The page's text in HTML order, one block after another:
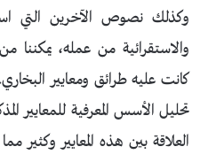
وكذلك نصوص الآخرين التي
والاستقرائية من عمله، يمكننا
كانت عليه طرائق ومعايير
تحليل الأسس المعرفية للمعايير
العلاقة بين هذه المعايير وكثير